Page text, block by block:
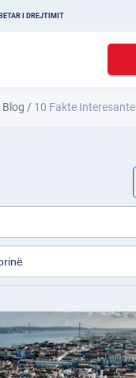
I DREJTIMIT
Blog / 10 Fakte